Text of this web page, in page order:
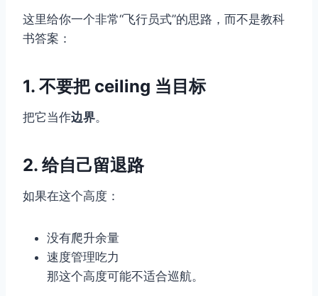
这里给你一个非常“飞行员式”的思路，而不是教科
书答案：
1. 不要把 ceiling 当目标
把它当作边界。
2. 给自己留退路
如果在这个高度：
没有爬升余量
速度管理吃力
那这个高度可能不适合巡航。